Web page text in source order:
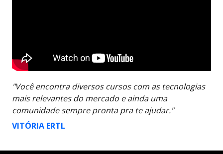
"Você encontra diversos cursos com as tecnologias
mais relevantes do mercado e ainda uma
comunidade sempre pronta pra te ajudar."
VITÓRIA ERTL